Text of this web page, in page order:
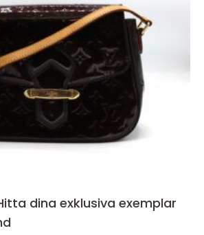
dina exklusiva exemplar